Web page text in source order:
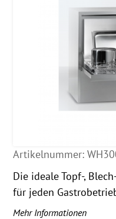
Artikelnummer:
Die ideale Topf-,
für jeden
Mehr Informationen